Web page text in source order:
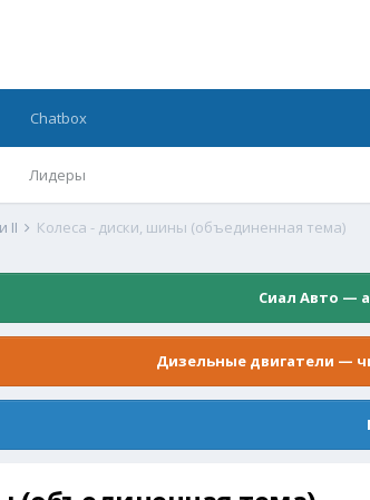
Лидеры
Chatbox
II Колеса - диски, шины (объединенная тема)
Сиал Авто —
Дизельные двигатели —